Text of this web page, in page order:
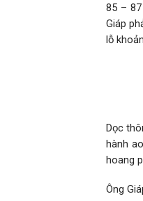
85 –
Giáp
lỗ
Dọc
hành
hoang
Ông